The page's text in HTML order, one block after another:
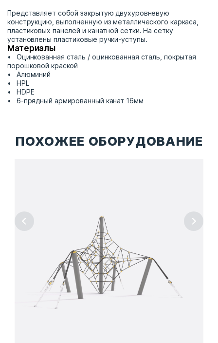
Представляет собой закрытую двухуровневую
конструкцию, выполненную из металлического каркаса,
пластиковых панелей и канатной сетки. На сетку
установлены пластиковые ручки-уступы.
Материалы
Оцинкованная сталь / оцинкованная сталь, покрытая
порошковой краской
Алюминий
HPL
HDPE
6-прядный армированный канат 16мм
ПОХОЖЕЕ ОБОРУДОВАНИЕ